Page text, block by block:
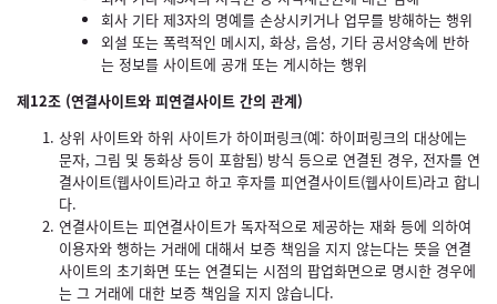
회사 기타 제3자의 명예를 손상시키거나 업무를 방해하는 행위
외설 또는 폭력적인 메시지, 화상, 음성, 기타 공서양속에 반하
는 정보를 사이트에 공개 또는 게시하는 행위
제12조 (연결사이트와 피연결사이트 간의 관계)
상위 사이트와 하위 사이트가 하이퍼링크(예: 하이퍼링크의 대상에는
문자, 그림 및 동화상 등이 포함됨) 방식 등으로 연결된 경우, 전자를 연
결사이트(웹사이트)라고 하고 후자를 피연결사이트(웹사이트)라고 합니
다.
연결사이트는 피연결사이트가 독자적으로 제공하는 재화 등에 의하여
이용자와 행하는 거래에 대해서 보증 책임을 지지 않는다는 뜻을 연결
사이트의 초기화면 또는 연결되는 시점의 팝업화면으로 명시한 경우에
는 그 거래에 대한 보증 책임을 지지 않습니다.